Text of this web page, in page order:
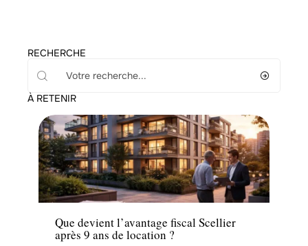
RECHERCHE
À RETENIR
News
Que devient l’avantage fiscal Scellier
après 9 ans de location ?